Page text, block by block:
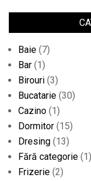
Baie (7)
Bar (1)
Birouri (3)
Bucatarie (30)
Cazino (1)
Dormitor (15)
Dresing (13)
Fără categorie (1)
Frizerie (2)